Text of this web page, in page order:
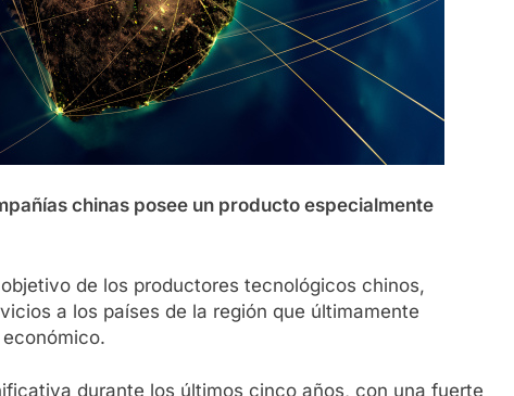
chinas posee un producto especialmente
de los productores tecnológicos chinos,
a los países de la región que últimamente
durante los últimos cinco años, con una fuerte